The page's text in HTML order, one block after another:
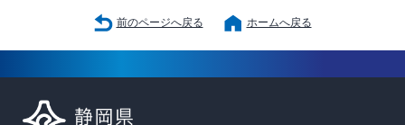
前のページへ戻る ホームへ戻る